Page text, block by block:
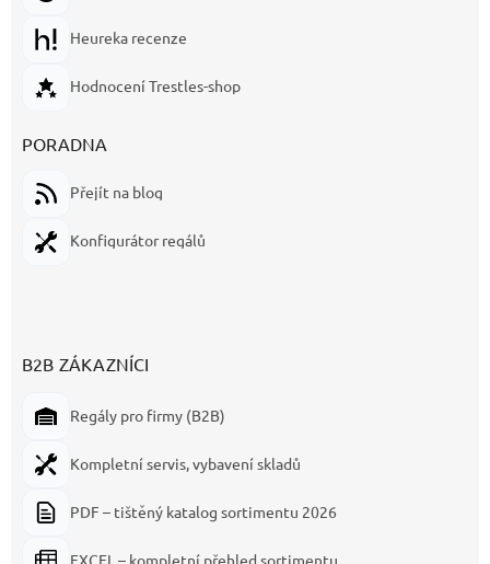
Heureka recenze
Hodnocení Trestles-shop
PORADNA
Přejít na blog
Konfigurátor regálů
B2B ZÁKAZNÍCI
Regály pro firmy (B2B)
Kompletní servis, vybavení skladů
PDF – tištěný katalog sortimentu 2026
EXCEL – kompletní přehled sortimentu